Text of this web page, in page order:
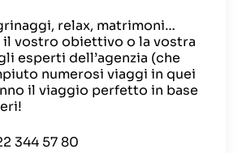
relax, matrimoni…
il vostro obiettivo o la vostra
esperti dell’agenzia (che
numerosi viaggi in quei
il viaggio perfetto in base
344 57 80